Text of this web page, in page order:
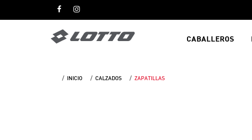
CABALLEROS
INICIO CALZADOS ZAPATILLAS